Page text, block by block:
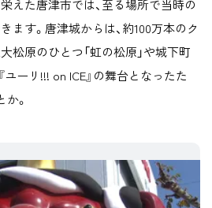
えた唐津市では、至る場所で当時の
ます。唐津城からは、約100万本のク
松原のひとつ「虹の松原」や城下町
ーリ!!! on ICE』の舞台となったた
。